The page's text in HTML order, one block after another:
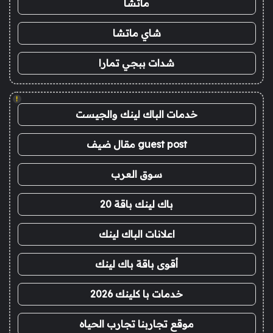
ماتشا
شاي ماتشا
شدات ببجي تمارا
!
خدمات الباك لينك والجيست
guest post مقال ضيف
سوق العرب
باك لينك باقة 20
اعلانات الباك لينك
أقوى باقة باك لينك
خدمات با كلينك 2026
موقع تجاربنا تجارب الحياه